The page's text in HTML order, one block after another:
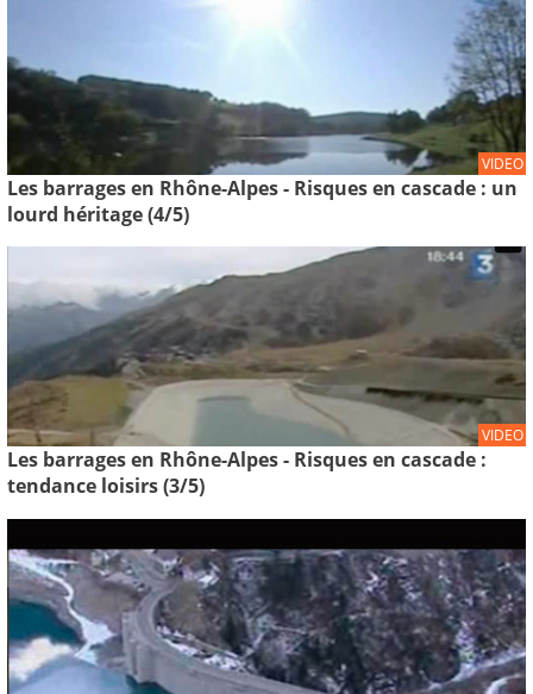
VIDEO
Les barrages en Rhône-Alpes - Risques en cascade : un
lourd héritage (4/5)
VIDEO
Les barrages en Rhône-Alpes - Risques en cascade :
tendance loisirs (3/5)